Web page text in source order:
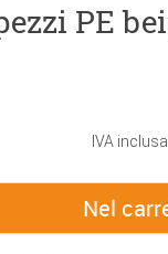
PE
IVA